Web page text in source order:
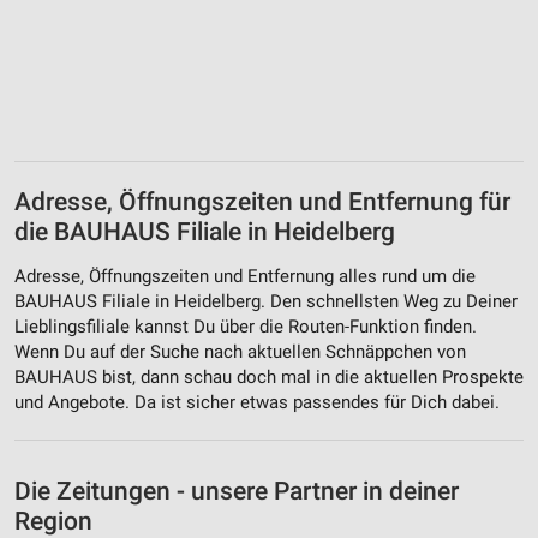
Adresse, Öffnungszeiten und Entfernung für
die BAUHAUS Filiale in Heidelberg
Adresse, Öffnungszeiten und Entfernung alles rund um die
BAUHAUS Filiale in Heidelberg. Den schnellsten Weg zu Deiner
Lieblingsfiliale kannst Du über die Routen-Funktion finden.
Wenn Du auf der Suche nach aktuellen Schnäppchen von
BAUHAUS bist, dann schau doch mal in die aktuellen Prospekte
und Angebote. Da ist sicher etwas passendes für Dich dabei.
Die Zeitungen - unsere Partner in deiner
Region